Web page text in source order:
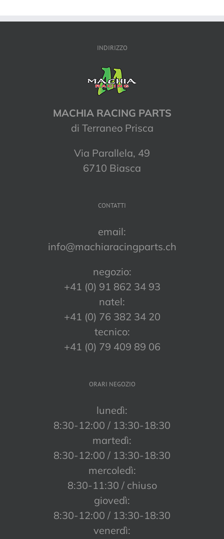
INDIRIZZO
MACHIA RACING PARTS
di Terraneo Prisca
Via Parallela, 49
6710 Biasca
CONTATTI
email:
info@machiaracingparts.ch
negozio:
+41 (0) 91 862 34 93
natel:
+41 (0) 76 382 34 20
tecnico:
+41 (0) 79 409 89 06
ORARI NEGOZIO
lunedì:
8:30-12:00 / 13:30-18:30
martedì:
8:30-12:00 / 13:30-18:30
mercoledì:
8:30-11:30 / chiuso
giovedì:
8:30-12:00 / 13:30-18:30
venerdì: